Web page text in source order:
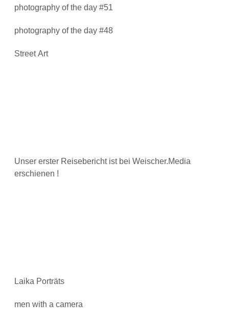
photography of the day #51
photography of the day #48
Street Art
Unser erster Reisebericht ist bei Weischer.Media
erschienen !
Laika Porträts
men with a camera